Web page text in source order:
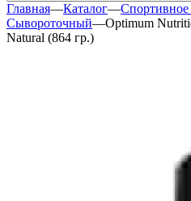
Главная—Каталог—Спортивное
Сывороточный—Optimum
Natural (864 гр.)